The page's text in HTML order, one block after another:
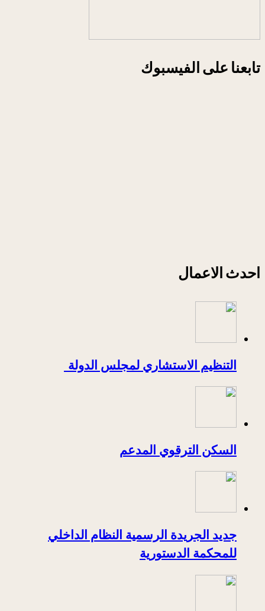
تابعنا على الفيسبوك
احدث الاعمال
التنظيم الاستشاري لمجلس الدولة
السكن الترقوي المدعم
جديد الجريدة الرسمية النظام الداخلي
للمحكمة الدستورية